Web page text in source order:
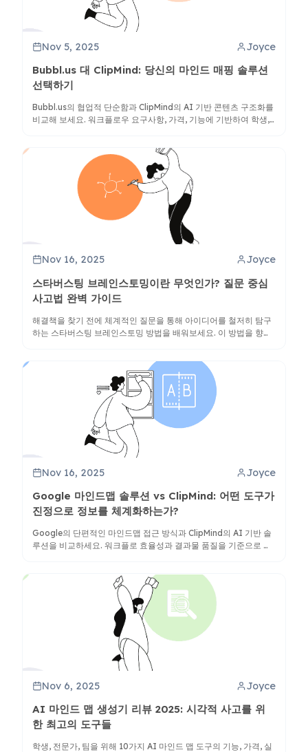
Nov 5, 2025 Joyce
Bubbl.us 대 ClipMind: 당신의 마인드 매핑 솔루션
선택하기
Bubbl.us의 협업적 단순함과 ClipMind의 AI 기반 콘텐츠 구조화를
비교해 보세요. 워크플로우 요구사항, 가격, 기능에 기반하여 학생,
Nov 16, 2025 Joyce
스타버스팅 브레인스토밍이란 무엇인가? 질문 중심
사고법 완벽 가이드
해결책을 찾기 전에 체계적인 질문을 통해 아이디어를 철저히 탐구
하는 스타버스팅 브레인스토밍 방법을 배워보세요. 이 방법을 향상
Nov 16, 2025 Joyce
Google 마인드맵 솔루션 vs ClipMind: 어떤 도구가
진정으로 정보를 체계화하는가?
Google의 단편적인 마인드맵 접근 방식과 ClipMind의 AI 기반 솔
루션을 비교하세요. 워크플로 효율성과 결과물 품질을 기준으로 어
Nov 6, 2025 Joyce
AI 마인드 맵 생성기 리뷰 2025: 시각적 사고를 위
한 최고의 도구들
학생, 전문가, 팀을 위해 10가지 AI 마인드 맵 도구의 기능, 가격, 실